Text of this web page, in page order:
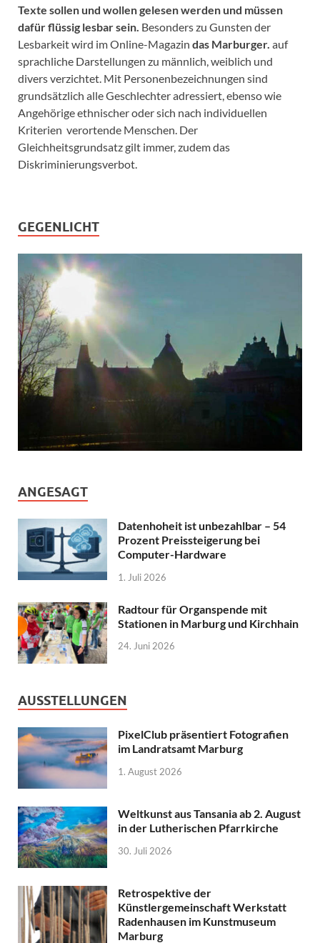
Texte sollen und wollen gelesen werden und müssen
dafür flüssig lesbar sein. Besonders zu Gunsten der
Lesbarkeit wird im Online-Magazin das Marburger. auf
sprachliche Darstellungen zu männlich, weiblich und
divers verzichtet. Mit Personenbezeichnungen sind
grundsätzlich alle Geschlechter adressiert, ebenso wie
Angehörige ethnischer oder sich nach individuellen
Kriterien verortende Menschen. Der
Gleichheitsgrundsatz gilt immer, zudem das
Diskriminierungsverbot.
GEGENLICHT
ANGESAGT
Datenhoheit ist unbezahlbar – 54
Prozent Preissteigerung bei
Computer-Hardware
1. Juli 2026
Radtour für Organspende mit
Stationen in Marburg und Kirchhain
24. Juni 2026
AUSSTELLUNGEN
PixelClub präsentiert Fotografien
im Landratsamt Marburg
1. August 2026
Weltkunst aus Tansania ab 2. August
in der Lutherischen Pfarrkirche
30. Juli 2026
Retrospektive der
Künstlergemeinschaft Werkstatt
Radenhausen im Kunstmuseum
Marburg